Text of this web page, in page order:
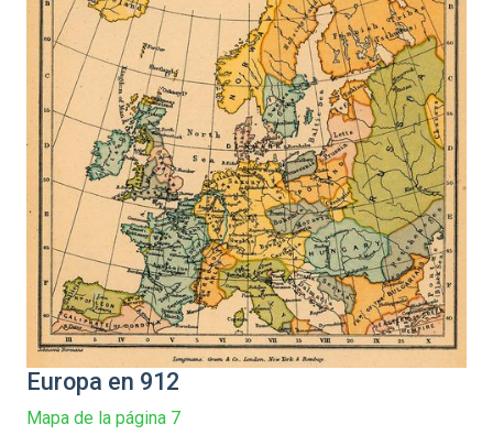
Europa en 912
Mapa de la página 7